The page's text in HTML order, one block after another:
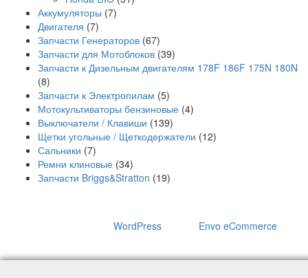
Аккумуляторы (7)
Двигателя (7)
Запчасти Генераторов (67)
Запчасти для Мотоблоков (39)
Запчасти к Дизельным двигателям 178F 186F 175N 180N
(8)
Запчасти к Электропилам (5)
Мотокультиваторы бензиновые (4)
Выключатели / Клавиши (139)
Щетки угольные / Щеткодержатели (12)
Сальники (7)
Ремни клиновые (34)
Запчасти Briggs&Stratton (19)
WordPress Envo eCommerce